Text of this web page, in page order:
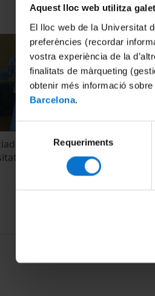
Aquest lloc web utilitza
El lloc web de la Universitat
preferències (recordar
vostra experiència de la
finalitats de màrqueting
obtenir més informació
Barcelona.
consentiment
Requeriments
de
Marta Giralt
La UB amb La
23 setembre,